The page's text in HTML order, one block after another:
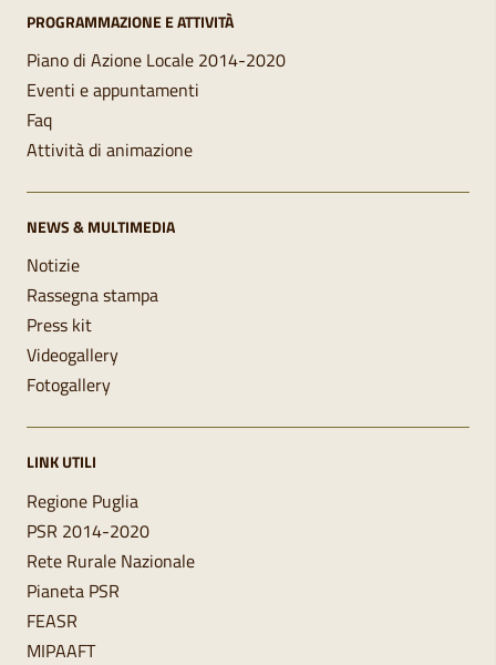
PROGRAMMAZIONE E ATTIVITÀ
Piano di Azione Locale 2014-2020
Eventi e appuntamenti
Faq
Attività di animazione
NEWS & MULTIMEDIA
Notizie
Rassegna stampa
Press kit
Videogallery
Fotogallery
LINK UTILI
Regione Puglia
PSR 2014-2020
Rete Rurale Nazionale
Pianeta PSR
FEASR
MIPAAFT